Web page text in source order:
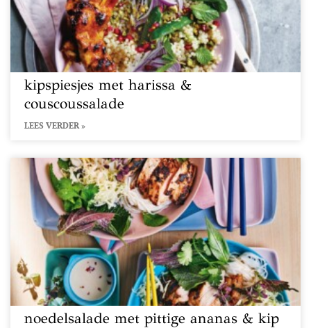
kipspiesjes met harissa &
couscoussalade
LEES VERDER »
noedelsalade met pittige ananas & kip